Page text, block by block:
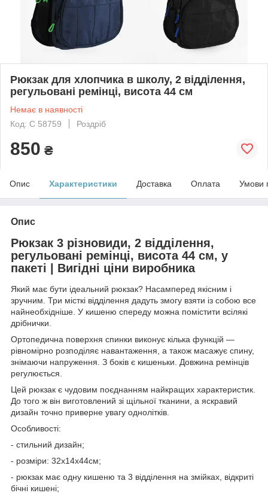
Рюкзак для хлопчика в школу, 2 відділення,
регульовані ремінці, висота 44 см
Немає в наявності
Код: C 58759
Роздріб
850 ₴
Опис Характеристики Доставка Оплата Умови
Опис
Рюкзак 3 різновиди, 2 відділення,
регульовані ремінці, висота 44 см, у
пакеті | Вигідні ціни виробника
Який має бути ідеальний рюкзак? Насамперед якісним і
зручним. Три місткі відділення дадуть змогу взяти із собою все
найнеобхідніше. У кишеню спереду можна помістити всілякі
дрібнички.
Ортопедична поверхня спинки виконує кілька функцій —
рівномірно розподіляє навантаження, а також масажує спину,
знімаючи напруження. З боків є кишеньки. Довжина ремінців
регулюється.
Цей рюкзак є чудовим поєднанням найкращих характеристик.
До того ж він виготовлений зі щільної тканини, а яскравий
дизайн точно приверне увагу однолітків.
Особливості:
- стильний дизайн;
- розміри: 32х14х44см;
- рюкзак має одну кишеню та 3 відділення на змійках, відкриті
бічні кишені;